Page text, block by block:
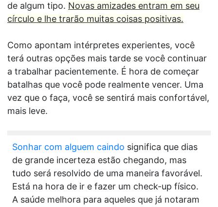
de algum tipo. Novas amizades entram em seu
círculo e lhe trarão muitas coisas positivas.
Como apontam intérpretes experientes, você
terá outras opções mais tarde se você continuar
a trabalhar pacientemente. É hora de começar
batalhas que você pode realmente vencer. Uma
vez que o faça, você se sentirá mais confortável,
mais leve.
Sonhar com alguem caindo significa que dias
de grande incerteza estão chegando, mas
tudo será resolvido de uma maneira favorável.
Está na hora de ir e fazer um check-up físico.
A saúde melhora para aqueles que já notaram